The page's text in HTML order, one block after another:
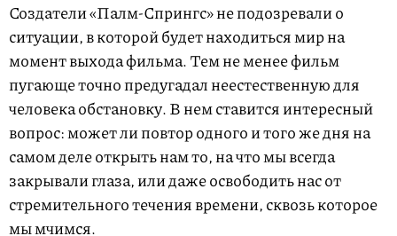
Создатели «Палм-Спрингс» не подозревали о
ситуации, в которой будет находиться мир на
момент выхода фильма. Тем не менее фильм
пугающе точно предугадал неестественную для
человека обстановку. В нем ставится интересный
вопрос: может ли повтор одного и того же дня на
самом деле открыть нам то, на что мы всегда
закрывали глаза, или даже освободить нас от
стремительного течения времени, сквозь которое
мы мчимся.